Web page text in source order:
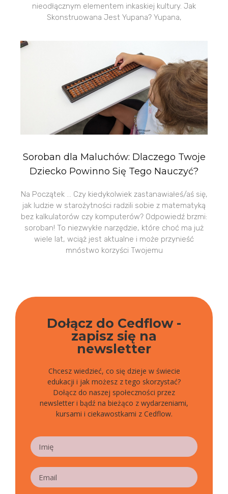
nieodłącznym elementem inkaskiej kultury. Jak
Skonstruowana Jest Yupana? Yupana,
Soroban dla Maluchów: Dlaczego Twoje
Dziecko Powinno Się Tego Nauczyć?
Na Początek … Czy kiedykolwiek zastanawiałeś/aś się,
jak ludzie w starożytności radzili sobie z matematyką
bez kalkulatorów czy komputerów? Odpowiedź brzmi:
soroban! To niezwykłe narzędzie, które choć ma już
wiele lat, wciąż jest aktualne i może przynieść
mnóstwo korzyści Twojemu
Dołącz do Cedflow -
zapisz się na
newsletter
Chcesz wiedzieć, co się dzieje w świecie
edukacji i jak możesz z tego skorzystać?
Dołącz do naszej społeczności przez
newsletter i bądź na bieżąco z wydarzeniami,
kursami i ciekawostkami z Cedflow.